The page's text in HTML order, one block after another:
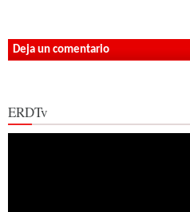
Deja un comentario
ERDTv